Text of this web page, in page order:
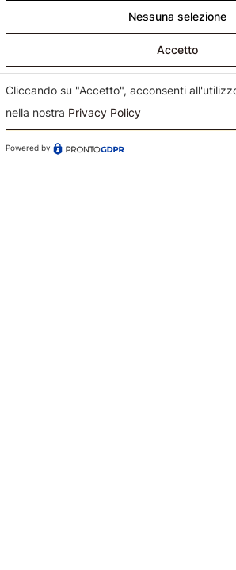
Nessuna selezione
Accetto
Cliccando su "Accetto", acconsenti
nella nostra Privacy Policy
Powered by